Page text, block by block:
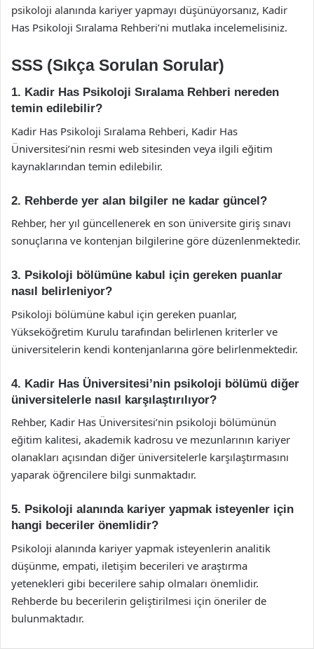
psikoloji alanında kariyer yapmayı düşünüyorsanız, Kadir
Has Psikoloji Sıralama Rehberi’ni mutlaka incelemelisiniz.
SSS (Sıkça Sorulan Sorular)
1. Kadir Has Psikoloji Sıralama Rehberi nereden
temin edilebilir?
Kadir Has Psikoloji Sıralama Rehberi, Kadir Has
Üniversitesi’nin resmi web sitesinden veya ilgili eğitim
kaynaklarından temin edilebilir.
2. Rehberde yer alan bilgiler ne kadar güncel?
Rehber, her yıl güncellenerek en son üniversite giriş sınavı
sonuçlarına ve kontenjan bilgilerine göre düzenlenmektedir.
3. Psikoloji bölümüne kabul için gereken puanlar
nasıl belirleniyor?
Psikoloji bölümüne kabul için gereken puanlar,
Yükseköğretim Kurulu tarafından belirlenen kriterler ve
üniversitelerin kendi kontenjanlarına göre belirlenmektedir.
4. Kadir Has Üniversitesi’nin psikoloji bölümü diğer
üniversitelerle nasıl karşılaştırılıyor?
Rehber, Kadir Has Üniversitesi’nin psikoloji bölümünün
eğitim kalitesi, akademik kadrosu ve mezunlarının kariyer
olanakları açısından diğer üniversitelerle karşılaştırmasını
yaparak öğrencilere bilgi sunmaktadır.
5. Psikoloji alanında kariyer yapmak isteyenler için
hangi beceriler önemlidir?
Psikoloji alanında kariyer yapmak isteyenlerin analitik
düşünme, empati, iletişim becerileri ve araştırma
yetenekleri gibi becerilere sahip olmaları önemlidir.
Rehberde bu becerilerin geliştirilmesi için öneriler de
bulunmaktadır.